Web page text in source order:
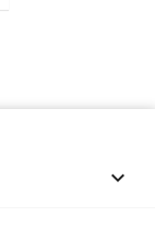
keyboard_arrow_down